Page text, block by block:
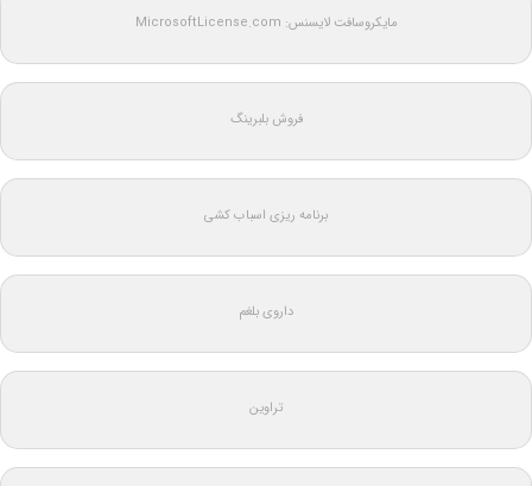
مایکروسافت لایسنس: MicrosoftLicense.com
فروش بلبرینگ
برنامه ریزی اسباب کشی
داروی بلغم
تراوین